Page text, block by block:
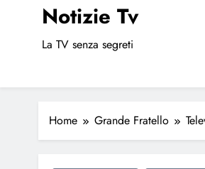
Notizie Tv
La TV senza segreti
Home Grande Fratello